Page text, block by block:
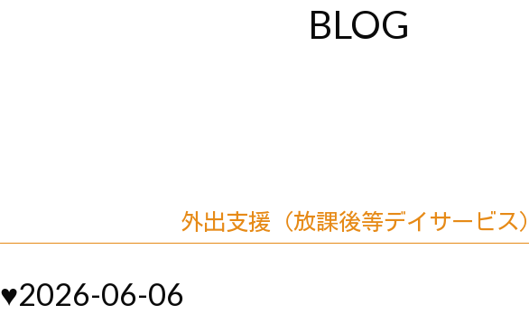
BLOG
外出支援（放課後等デイサービス）
♥2026-06-06